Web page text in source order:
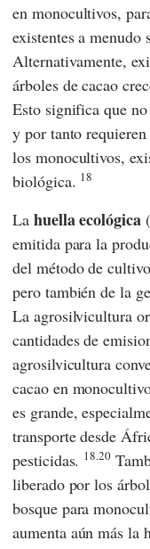
en monocultivos,
existentes a menudo
Alternativamente,
árboles de cacao
Esto significa que
y por tanto
los monocultivos,
biológica. 18
La huella ecológica
emitida para la
del método de
pero también de la
La agrosilvicultura
cantidades de
agrosilvicultura
cacao en
es grande,
transporte desde
pesticidas. 18.20
liberado por los
bosque para
aumenta aún más